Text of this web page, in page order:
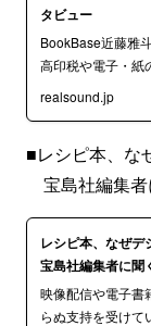
タビュー
BookBase近藤雅
高印税や電子・紙
realsound.jp
■レシピ本、な
宝島社編集者
レシピ本、なぜ
宝島社編集者に聞
映像配信や電子書
らぬ支持を受けて